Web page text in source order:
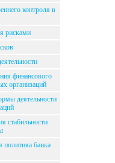
контроля в
рисками
финансового
организаций
деятельности
стабильности
политика банка